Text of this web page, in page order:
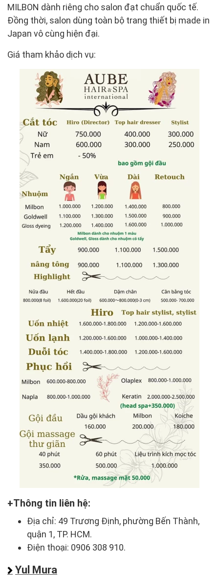
MILBON dành riêng cho salon đạt chuẩn quốc tế.
Đồng thời, salon dùng toàn bộ trang thiết bị made in
Japan vô cùng hiện đại.
Giá tham khảo dịch vụ:
Thông tin liên hệ:
Địa chỉ: 49 Trương Định, phường Bến Thành,
quận 1, TP. HCM.
Điện thoại: 0906 308 910.
Yul Mura